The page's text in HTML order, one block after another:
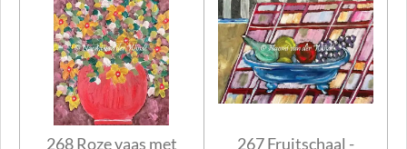
268 Roze vaas met
267 Fruitschaal -